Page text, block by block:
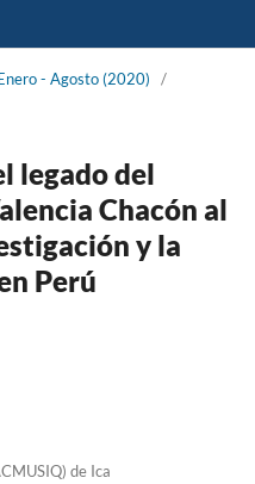
- Agosto (2020)
/
legado del
Chacón al
y la
Perú
de Ica